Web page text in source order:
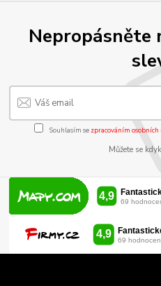
Nepropásněte
Souhlasím se zpracováním osobních
Můžete se